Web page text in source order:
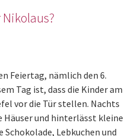
Feiertag, nämlich den 6.
Tag ist, dass die Kinder am
vor die Tür stellen. Nachts
Häuser und hinterlässt kleine
Schokolade, Lebkuchen und